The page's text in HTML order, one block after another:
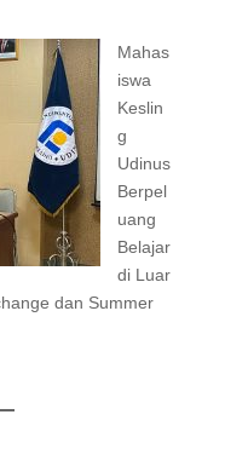
Mahas
iswa
Keslin
g
Udinus
Berpel
uang
Belajar
di Luar
dan Summer